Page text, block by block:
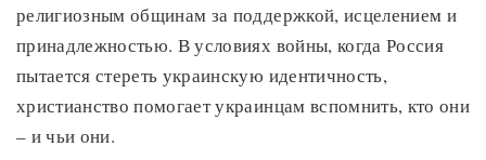
религиозным общинам за поддержкой, исцелением и
принадлежностью. В условиях войны, когда Россия
пытается стереть украинскую идентичность,
христианство помогает украинцам вспомнить, кто они
– и чьи они.